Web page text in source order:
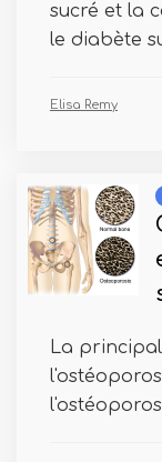
sucré et la
le diabète
Elisa Remy
La